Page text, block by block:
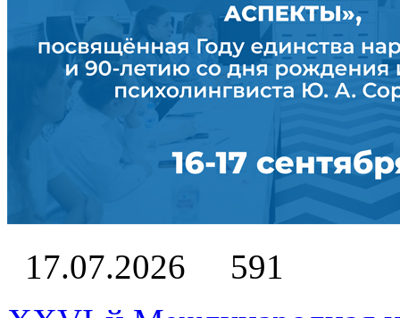
17.07.2026
591